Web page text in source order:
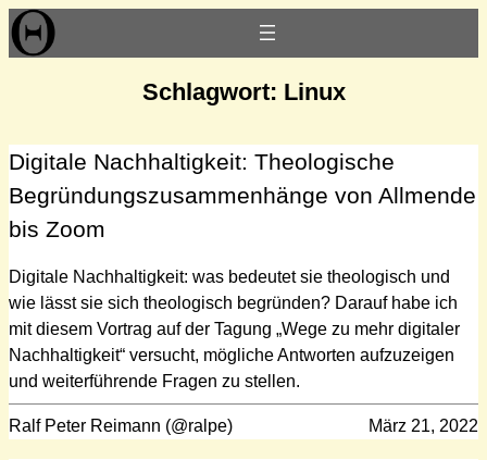
Zum
Inhalt
Schlagwort: Linux
Digitale Nachhaltigkeit: Theologische
Begründungszusammenhänge von Allmende
bis Zoom
Digitale Nachhaltigkeit: was bedeutet sie theologisch und
wie lässt sie sich theologisch begründen? Darauf habe ich
mit diesem Vortrag auf der Tagung „Wege zu mehr digitaler
Nachhaltigkeit“ versucht, mögliche Antworten aufzuzeigen
und weiterführende Fragen zu stellen.
Ralf Peter Reimann (@ralpe) März 21, 2022